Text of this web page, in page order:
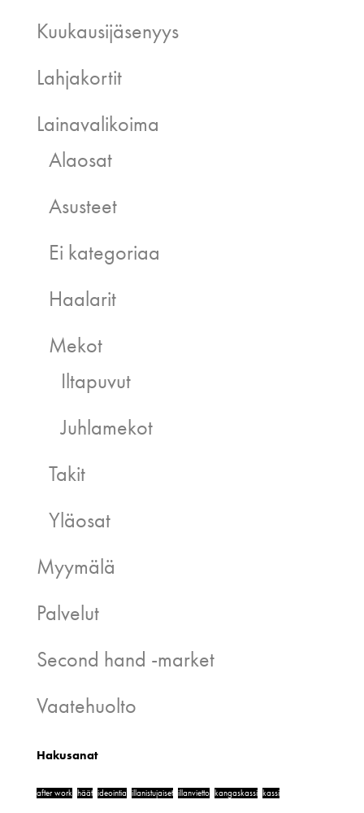
Kuukausijäsenyys
Lahjakortit
Lainavalikoima
Alaosat
Asusteet
Ei kategoriaa
Haalarit
Mekot
Iltapuvut
Juhlamekot
Takit
Yläosat
Myymälä
Palvelut
Second hand -market
Vaatehuolto
Hakusanat
after work häät ideointia illanistujaiset illanvietto kangaskassi kassi